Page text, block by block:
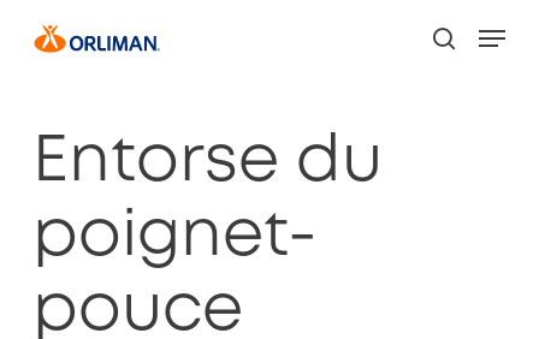
search
Entorse du
poignet-
pouce